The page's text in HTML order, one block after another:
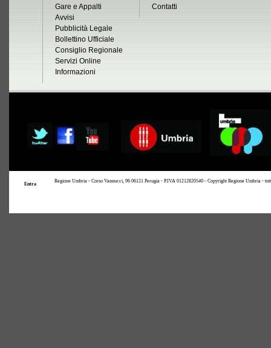
Gare e Appalti
Avvisi
Pubblicità Legale
Bollettino Ufficiale
Consiglio Regionale
Servizi Online
Informazioni
Contatti
Entra
Regione Umbria - Corso Vannucci, 96 06121 Perugia - P.IVA 01212820540 - Copyright Regione Umbria -